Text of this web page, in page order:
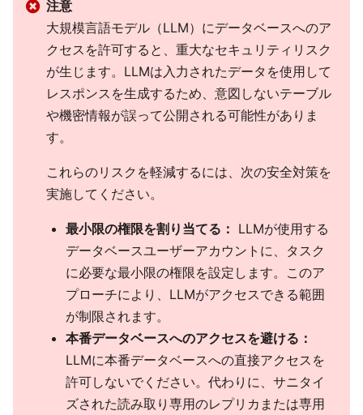
注意
大規模言語モデル（LLM）にデータベースへのア
クセスを許可すると、重大なセキュリティリスク
が生じます。LLMは入力されたデータを使用して
レスポンスを生成するため、意図しないテーブル
や機密情報が誤って公開される可能性がありま
す。
これらのリスクを軽減するには、次の安全対策を
実施してください。
最小限の権限を割り当てる： LLMが使用する
データベースユーザーアカウントに、タスク
に必要な最小限の権限を設定します。このア
プローチにより、LLMがアクセスできる範囲
が制限されます。
本番データベースへのアクセスを避ける：
LLMに本番データベースへの直接アクセスを
許可しないでください。代わりに、サニタイ
ズされた読み取り専用のレプリカまたは専用